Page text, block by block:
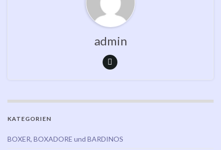
admin
KATEGORIEN
BOXER, BOXADORE und BARDINOS